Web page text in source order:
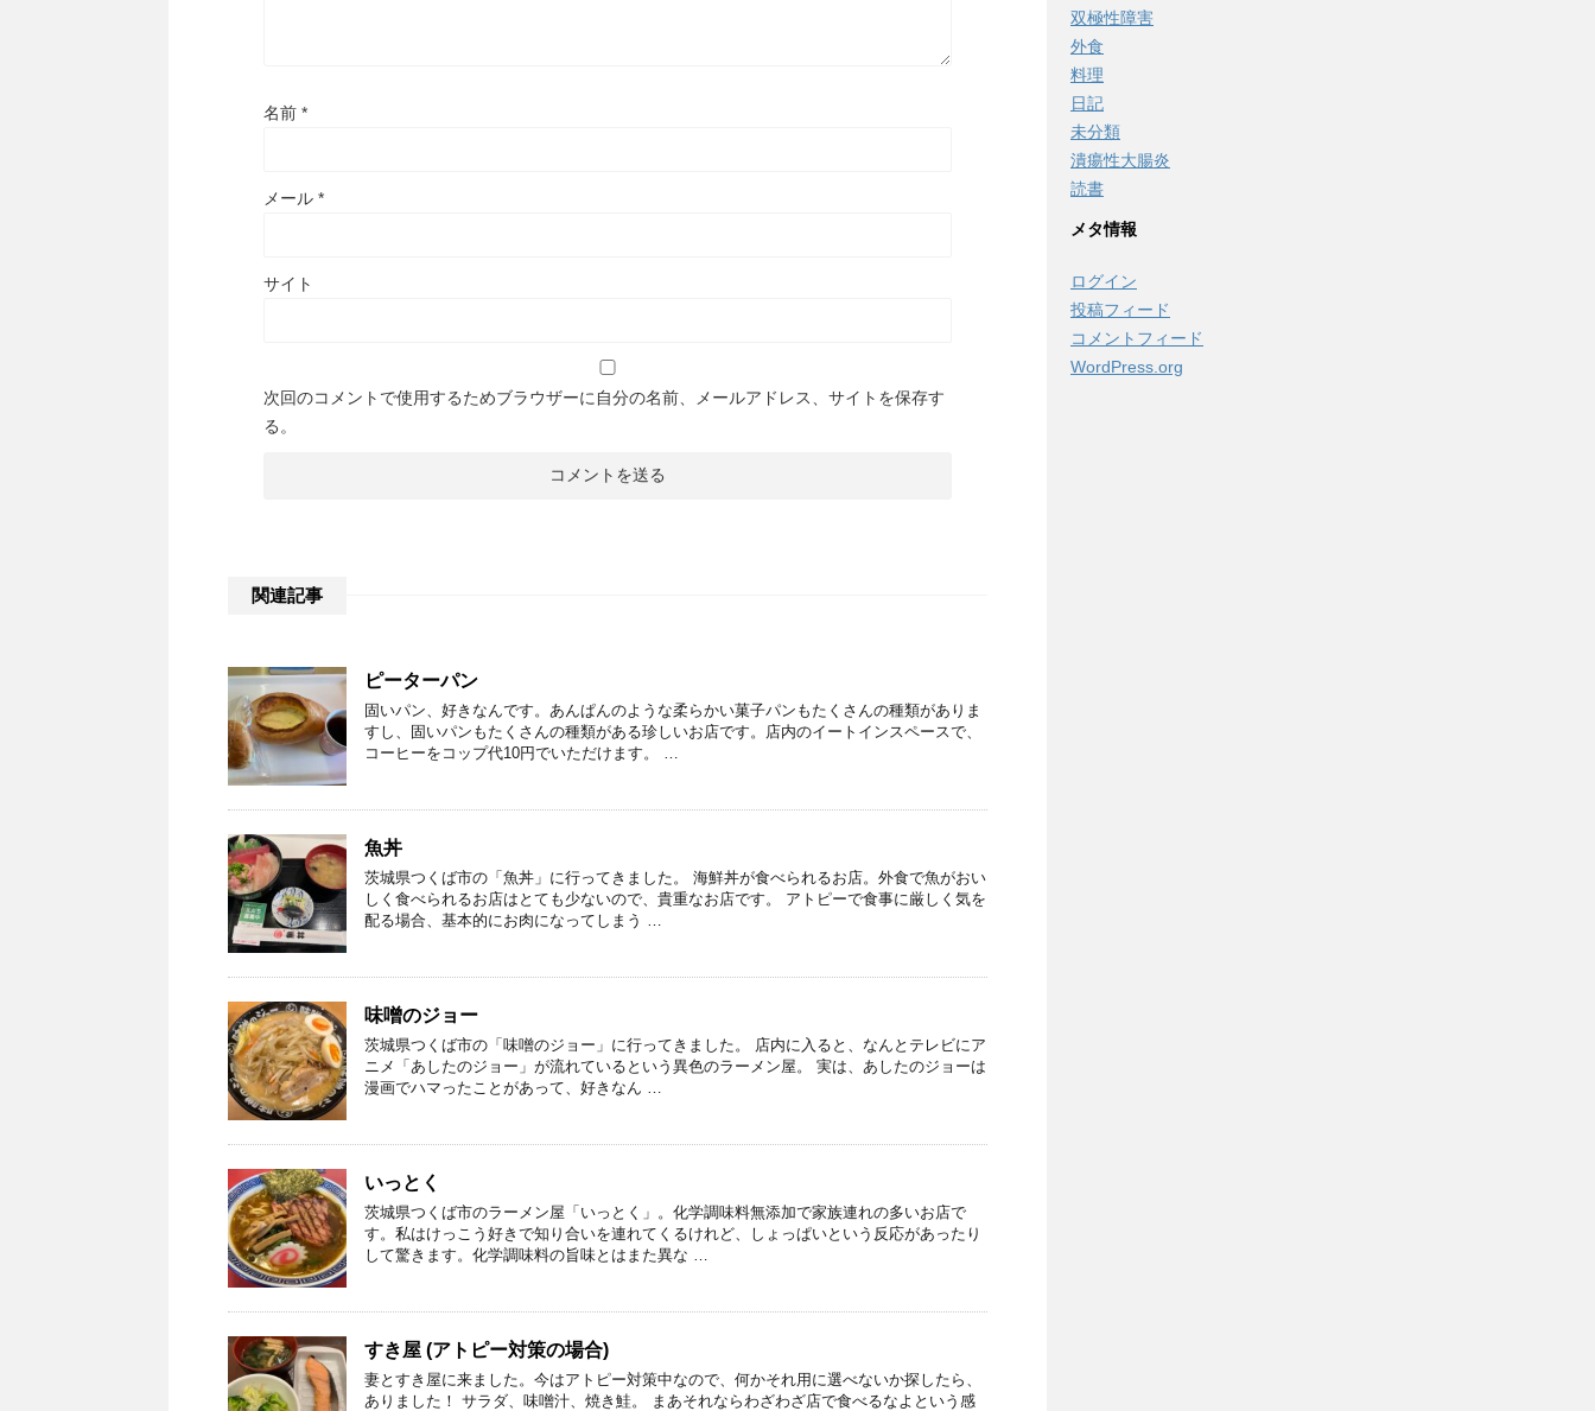
名前 *
メール *
サイト
次回のコメントで使用するためブラウザーに自分の名前、メールアドレス、サイトを保存す
る。
関連記事
ピーターパン
固いパン、好きなんです。あんぱんのような柔らかい菓子パンもたくさんの種類がありま
すし、固いパンもたくさんの種類がある珍しいお店です。店内のイートインスペースで、
コーヒーをコップ代10円でいただけます。 …
魚丼
茨城県つくば市の「魚丼」に行ってきました。 海鮮丼が食べられるお店。外食で魚がおい
しく食べられるお店はとても少ないので、貴重なお店です。 アトピーで食事に厳しく気を
配る場合、基本的にお肉になってしまう …
味噌のジョー
茨城県つくば市の「味噌のジョー」に行ってきました。 店内に入ると、なんとテレビにア
ニメ「あしたのジョー」が流れているという異色のラーメン屋。 実は、あしたのジョーは
漫画でハマったことがあって、好きなん …
いっとく
茨城県つくば市のラーメン屋「いっとく」。化学調味料無添加で家族連れの多いお店で
す。私はけっこう好きで知り合いを連れてくるけれど、しょっぱいという反応があったり
して驚きます。化学調味料の旨味とはまた異な …
すき屋 (アトピー対策の場合)
妻とすき屋に来ました。今はアトピー対策中なので、何かそれ用に選べないか探したら、
ありました！ サラダ、味噌汁、焼き鮭。 まあそれならわざわざ店で食べるなよという感
双極性障害
外食
料理
日記
未分類
潰瘍性大腸炎
読書
メタ情報
ログイン
投稿フィード
コメントフィード
WordPress.org